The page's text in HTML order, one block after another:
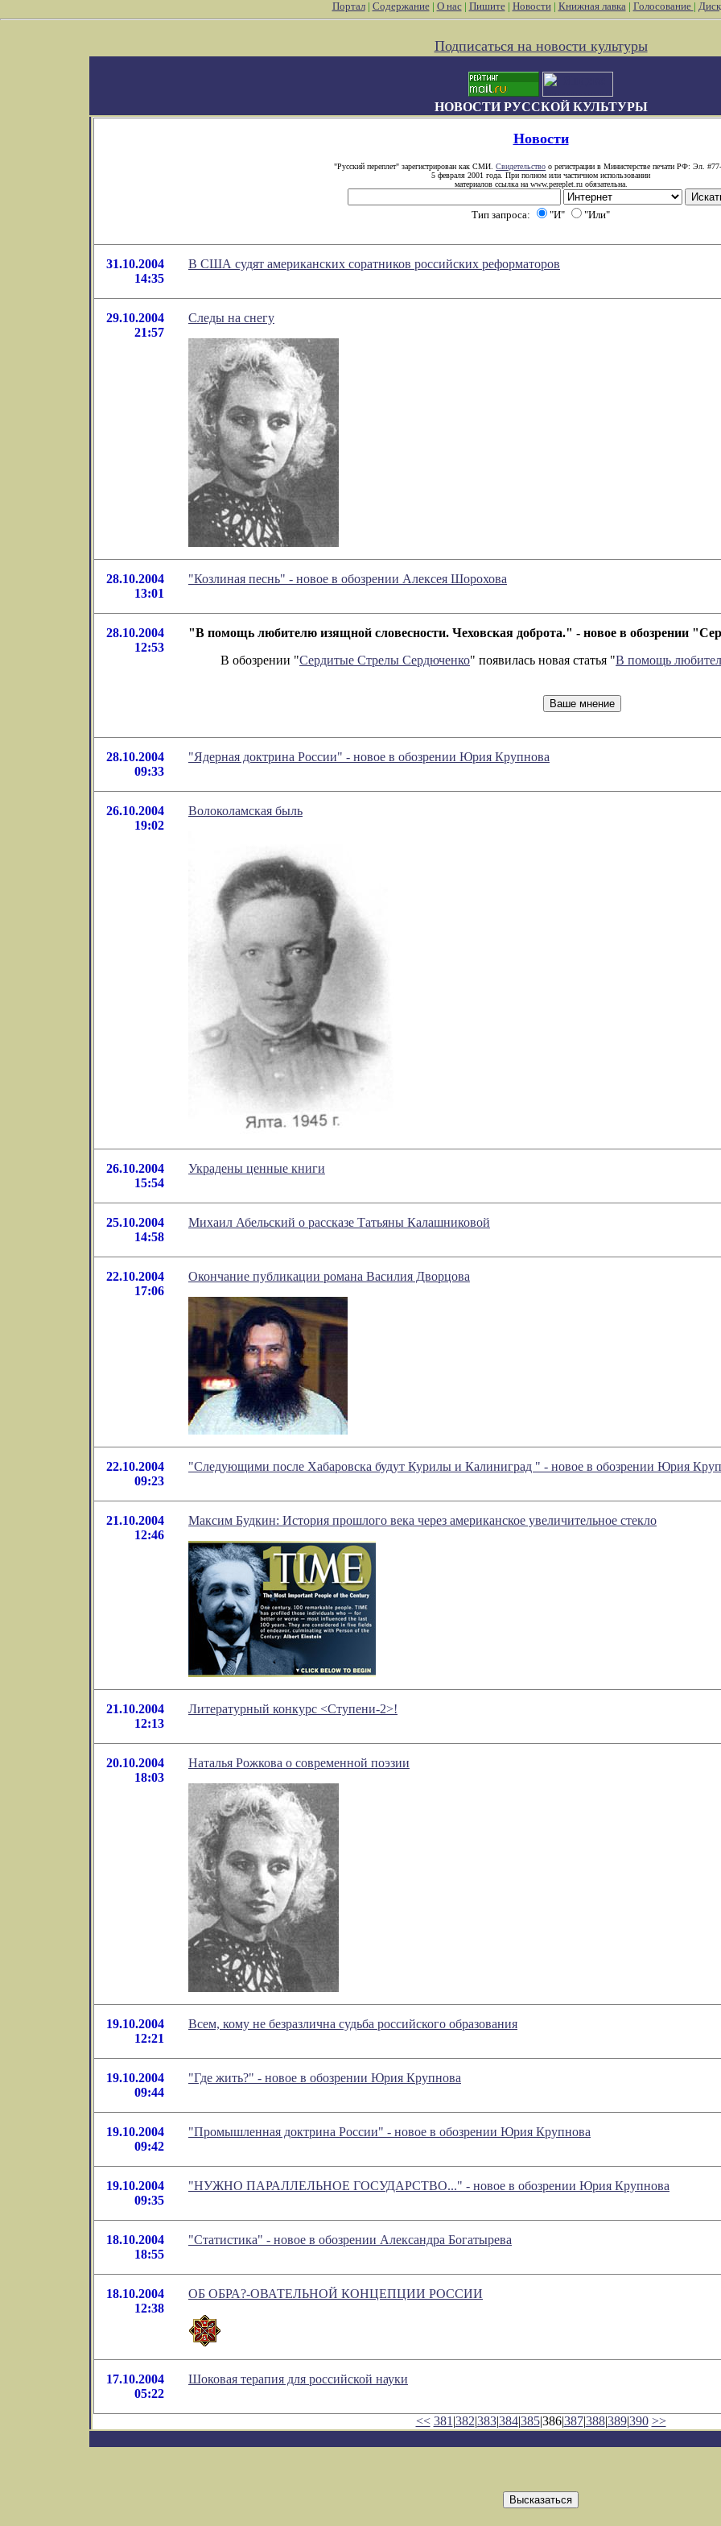
Портал| Содержание| О нас| Пишите| Новости| Книжная лавка| Голосование |
Подписаться на новости культуры
НОВОСТИ РУССКОЙ КУЛЬТУРЫ
Новости
"Русский переплет" зарегистрирован как СМИ. Свидетельство о регистрации в Министерстве печати РФ: Эл.
5 февраля 2001 года. При полном или частичном использовании
материалов ссылка на www.pereplet.ru обязательна.
Тип запроса: "И" "Или"
31.10.2004
14:35
В США судят американских соратников российских реформаторов
29.10.2004
21:57
Следы на снегу
28.10.2004
13:01
"Козлиная песнь" - новое в обозрении Алексея Шорохова
28.10.2004
12:53
"В помощь любителю изящной словесности. Чеховская доброта." - новое в обозрении
В обозрении "Сердитые Стрелы Сердюченко" появилась новая статья "В помощь
28.10.2004
09:33
"Ядерная доктрина России" - новое в обозрении Юрия Крупнова
26.10.2004
19:02
Волоколамская быль
26.10.2004
15:54
Украдены ценные книги
25.10.2004
14:58
Михаил Абельский о рассказе Татьяны Калашниковой
22.10.2004
17:06
Окончание публикации романа Василия Дворцова
22.10.2004
09:23
"Следующими после Хабаровска будут Курилы и Калиниград " - новое в обозрении Юрия
21.10.2004
12:46
Максим Будкин: История прошлого века через американское увеличительное стекло
21.10.2004
12:13
Литературный конкурс <Ступени-2>!
20.10.2004
18:03
Наталья Рожкова о современной поэзии
19.10.2004
12:21
Всем, кому не безразлична судьба российского образования
19.10.2004
09:44
"Где жить?" - новое в обозрении Юрия Крупнова
19.10.2004
09:42
"Промышленная доктрина России" - новое в обозрении Юрия Крупнова
19.10.2004
09:35
"НУЖНО ПАРАЛЛЕЛЬНОЕ ГОСУДАРСТВО..." - новое в обозрении Юрия Крупнова
18.10.2004
18:55
"Статистика" - новое в обозрении Александра Богатырева
18.10.2004
12:38
ОБ ОБРА?-ОВАТЕЛЬНОЙ КОНЦЕПЦИИ РОССИИ
17.10.2004
05:22
Шоковая терапия для российской науки
<< 381 |382|383|384|385|386|387|388|389|390 >>